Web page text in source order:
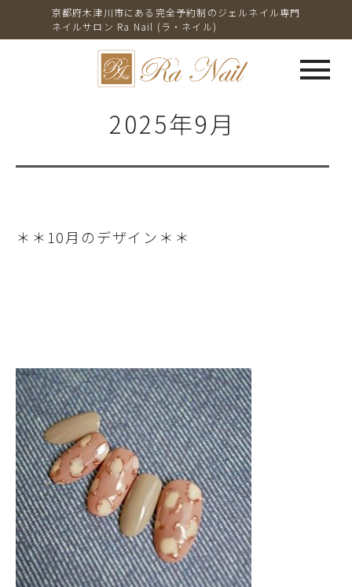
京都府木津川市にある完全予約制のジェルネイル専門
ネイルサロン Ra Nail (ラ・ネイル)
menu
2025年9月
＊＊10月のデザイン＊＊